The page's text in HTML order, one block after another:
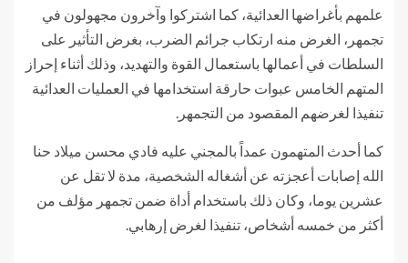
علمهم بأغراضها العدائية، كما اشتركوا وآخرون مجهولون في
تجمهر، الغرض منه ارتكاب جرائم الضرب، بغرض التأثير على
السلطات في أعمالها باستعمال القوة والتهديد، وذلك أثناء إحراز
المتهم الخامس عبوات حارقة استخدامها في العمليات العدائية
تنفيذا لغرضهم المقصود من التجمهر.
كما أحدث المتهمون عمداً بالمجني عليه فادي محسن ميلاد حنا
الله إصابات أعجزته عن أشغاله الشخصية، مدة لا تقل عن
عشرين يوما، وكان ذلك باستخدام أداة ضمن تجمهر مؤلف من
أكثر من خمسه أشخاص، تنفيذا لغرض إرهابي.